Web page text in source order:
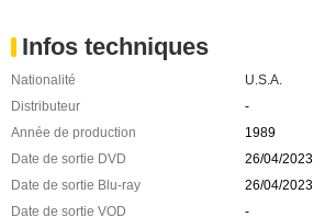
Infos techniques
Nationalité
U.S.A.
Distributeur
-
Année de production
1989
Date de sortie DVD
26/04/2023
Date de sortie Blu-ray
26/04/2023
Date de sortie VOD
-